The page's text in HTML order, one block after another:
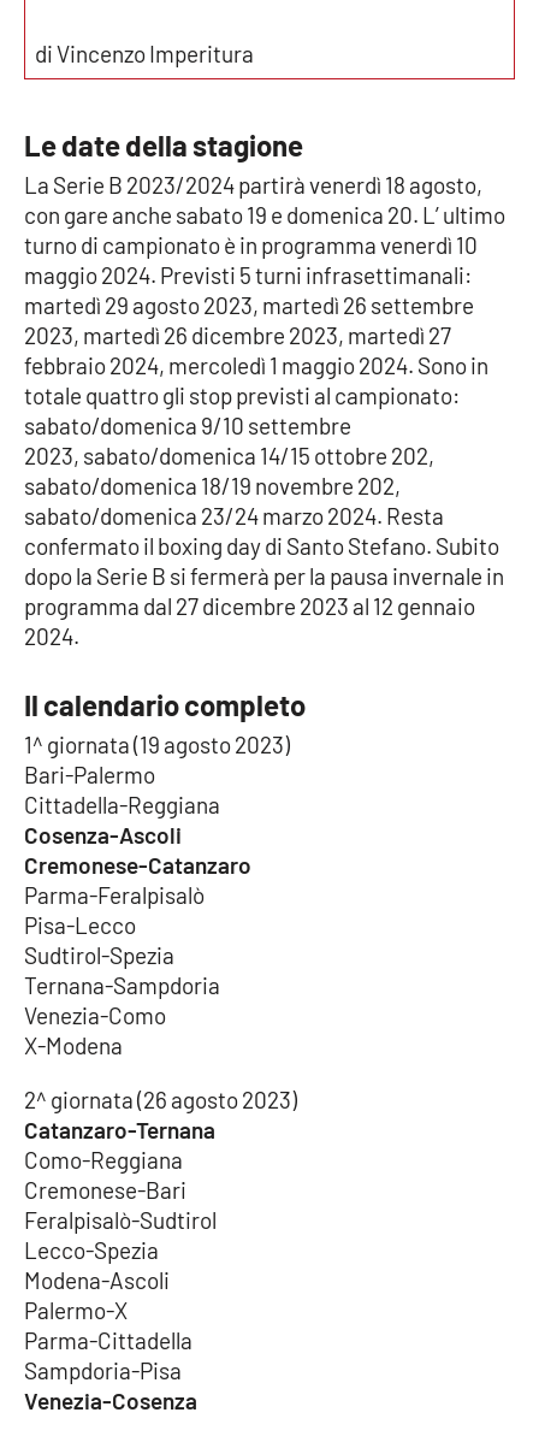
RUBRICHE
Parchi Marini Calabria
Leggendo Alvaro insieme
Imprese Di Calabria
Le perfidie di Antonella Grippo
Venti di comunicazione
STREAMING
LaC TV
LaC Network
EDIZIONI
LOCALI
Catanzaro
Crotone
Vibo Valentia
Reggio Calabria
Lamezia Terme
PROGETTI
SPECIALI
Buona Sanità Calabria
LA
CALABRIAVISIONE
di Vincenzo Imperitura
Le date della stagione
La Serie B 2023/2024 partirà venerdì 18 agosto,
con gare anche sabato 19 e domenica 20. L’ ultimo
turno di campionato è in programma venerdì 10
maggio 2024. Previsti 5 turni infrasettimanali:
martedì 29 agosto 2023, martedì 26 settembre
2023, martedì 26 dicembre 2023, martedì 27
febbraio 2024, mercoledì 1 maggio 2024. Sono in
totale quattro gli stop previsti al campionato:
sabato/domenica 9/10 settembre
2023, sabato/domenica 14/15 ottobre 202,
sabato/domenica 18/19 novembre 202,
sabato/domenica 23/24 marzo 2024. Resta
confermato il boxing day di Santo Stefano. Subito
dopo la Serie B si fermerà per la pausa invernale in
programma dal 27 dicembre 2023 al 12 gennaio
2024.
Il calendario completo
1^ giornata (19 agosto 2023)
Bari-Palermo
Cittadella-Reggiana
Cosenza-Ascoli
Cremonese-Catanzaro
Parma-Feralpisalò
Pisa-Lecco
Sudtirol-Spezia
Ternana-Sampdoria
Venezia-Como
X-Modena
2^ giornata (26 agosto 2023)
Catanzaro-Ternana
Como-Reggiana
Cremonese-Bari
Feralpisalò-Sudtirol
Lecco-Spezia
Modena-Ascoli
Palermo-X
Parma-Cittadella
Sampdoria-Pisa
Venezia-Cosenza